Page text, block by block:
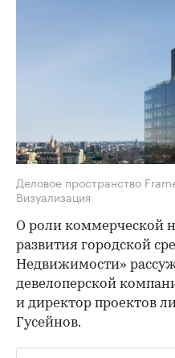
Деловое пространство
Визуализация
О роли коммерческой
развития городской
Недвижимости»
девелоперской
и директор проектов
Гусейнов.